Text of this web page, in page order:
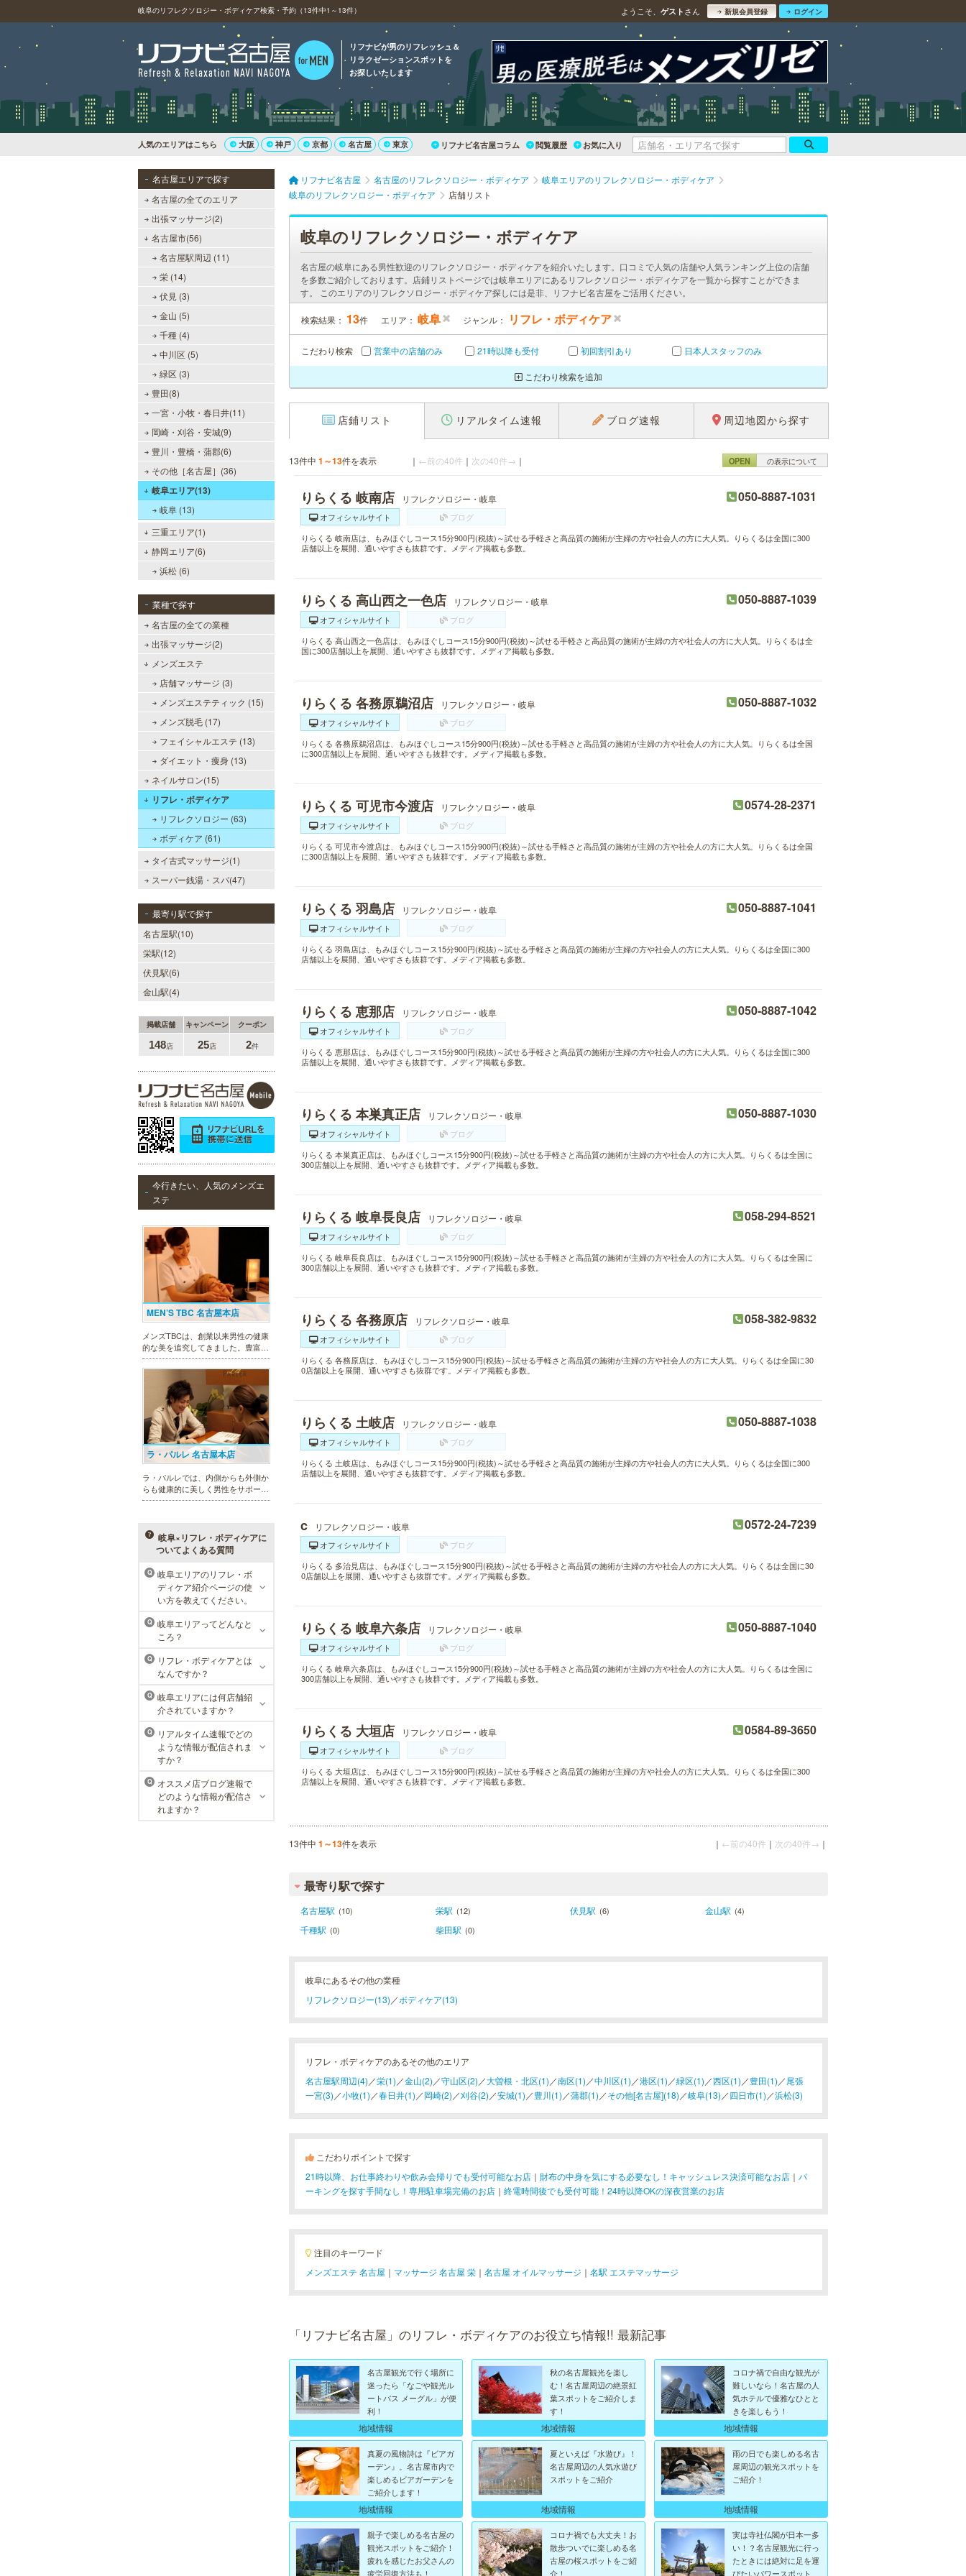
岐阜のリフレクソロジー・ボディケア検索・予約（13件中1～13件） ようこそ、 ゲスト さん 新規会員登録 ログイン
リフナビが男のリフレッシュ＆
リラクゼーションスポットを
お探しいたします
人気のエリアはこちら 大阪 神戸 京都 名古屋 東京 リフナビ名古屋コラム 閲覧履歴 お気に入り
名古屋エリアで探す
名古屋の全てのエリア
出張マッサージ(2)
名古屋市(56)
名古屋駅周辺 (11)
栄 (14)
伏見 (3)
金山 (5)
千種 (4)
中川区 (5)
緑区 (3)
豊田(8)
一宮・小牧・春日井(11)
岡崎・刈谷・安城(9)
豊川・豊橋・蒲郡(6)
その他［名古屋］(36)
岐阜エリア(13)
岐阜 (13)
三重エリア(1)
静岡エリア(6)
浜松 (6)
業種で探す
名古屋の全ての業種
出張マッサージ(2)
メンズエステ
店舗マッサージ (3)
メンズエステティック (15)
メンズ脱毛 (17)
フェイシャルエステ (13)
ダイエット・痩身 (13)
ネイルサロン(15)
リフレ・ボディケア
リフレクソロジー (63)
ボディケア (61)
タイ古式マッサージ(1)
スーパー銭湯・スパ(47)
最寄り駅で探す
名古屋駅(10)
栄駅(12)
伏見駅(6)
金山駅(4)
掲載店舗 キャンペーン クーポン
148店 25店 2件
今行きたい、人気のメンズエ
ステ
MEN’S TBC 名古屋本店
メンズTBCは、創業以来男性の健康
的な美を追究してきました。豊富な
脱毛メニューを始め、フェイシャル
ケア、下腹引き締め等、各種お得な
体験コースを取り揃えています。選
べる種類の多さで初めての方も安心
です。
ラ・パルレ 名古屋本店
ラ・パルレでは、内側からも外側か
らも健康的に美しく男性をサポー
ト。脱メタボリックやダイエット、
メニューをご用意。お得な体験コー
スも多数！
メンズリゼクリニック 名古屋
栄院
東京メンズリゼクリニックの永久脱
毛が全国で受けられます。多くの男
性患者様にご支持頂き、新宿1院か
ら始まったメンズリゼクリニック
が、現在では提携院含め全国10院を
展開するクリニックになりました。
岐阜×リフレ・ボディケアに
ついてよくある質問
Q
岐阜エリアのリフレ・ボ
ディケア紹介ページの使
い方を教えてください。
Q
岐阜エリアってどんなと
ころ？
Q
リフレ・ボディケアとは
なんですか？
Q
岐阜エリアには何店舗紹
介されていますか？
Q
リアルタイム速報でどの
ような情報が配信されま
すか？
Q
オススメ店ブログ速報で
どのような情報が配信さ
れますか？
リフナビ名古屋 名古屋のリフレクソロジー・ボディケア
岐阜エリアのリフレクソロジー・ボディケア
岐阜のリフレクソロジー・ボディケア
店舗リスト
岐阜のリフレクソロジー・ボディケア
名古屋の岐阜にある男性歓迎のリフレクソロジー・ボディケアを紹介いたします。口コミで人気の店舗や人気ランキング上位の店舗
を多数ご紹介しております。店鋪リストページでは岐阜エリアにあるリフレクソロジー・ボディケアを一覧から探すことができま
す。 このエリアのリフレクソロジー・ボディケア探しには是非、リフナビ名古屋をご活用ください。
検索結果： 13件 エリア： 岐阜 ジャンル： リフレ・ボディケア
こだわり検索 営業中の店舗のみ 21時以降も受付 初回割引あり 日本人スタッフのみ
こだわり検索を追加
店鋪リスト リアルタイム速報 ブログ速報 周辺地図から探す
13件中 1～13件を表示 ｜ ←前の40件 ｜ 次の40件→ ｜ OPEN の表示について
りらくる 岐南店 リフレクソロジー・岐阜 050-8887-1031
オフィシャルサイト
ブログ
りらくる 岐南店は、もみほぐしコース15分900円(税抜)～試せる手軽さと高品質の施術が主婦の方や社会人の方に大人気。りらくるは全国に300
店舗以上を展開、通いやすさも抜群です。メディア掲載も多数。
りらくる 高山西之一色店 リフレクソロジー・岐阜 050-8887-1039
オフィシャルサイト
ブログ
りらくる 高山西之一色店は、もみほぐしコース15分900円(税抜)～試せる手軽さと高品質の施術が主婦の方や社会人の方に大人気。りらくるは全
国に300店舗以上を展開、通いやすさも抜群です。メディア掲載も多数。
りらくる 各務原鵜沼店 リフレクソロジー・岐阜 050-8887-1032
オフィシャルサイト
ブログ
りらくる 各務原鵜沼店は、もみほぐしコース15分900円(税抜)～試せる手軽さと高品質の施術が主婦の方や社会人の方に大人気。りらくるは全国
に300店舗以上を展開、通いやすさも抜群です。メディア掲載も多数。
りらくる 可児市今渡店 リフレクソロジー・岐阜 0574-28-2371
オフィシャルサイト
ブログ
りらくる 可児市今渡店は、もみほぐしコース15分900円(税抜)～試せる手軽さと高品質の施術が主婦の方や社会人の方に大人気。りらくるは全国
に300店舗以上を展開、通いやすさも抜群です。メディア掲載も多数。
りらくる 羽島店 リフレクソロジー・岐阜 050-8887-1041
オフィシャルサイト
ブログ
りらくる 羽島店は、もみほぐしコース15分900円(税抜)～試せる手軽さと高品質の施術が主婦の方や社会人の方に大人気。りらくるは全国に300
店舗以上を展開、通いやすさも抜群です。メディア掲載も多数。
りらくる 恵那店 リフレクソロジー・岐阜 050-8887-1042
オフィシャルサイト
ブログ
りらくる 恵那店は、もみほぐしコース15分900円(税抜)～試せる手軽さと高品質の施術が主婦の方や社会人の方に大人気。りらくるは全国に300
店舗以上を展開、通いやすさも抜群です。メディア掲載も多数。
りらくる 本巣真正店 リフレクソロジー・岐阜 050-8887-1030
オフィシャルサイト
ブログ
りらくる 本巣真正店は、もみほぐしコース15分900円(税抜)～試せる手軽さと高品質の施術が主婦の方や社会人の方に大人気。りらくるは全国に
300店舗以上を展開、通いやすさも抜群です。メディア掲載も多数。
りらくる 岐阜長良店 リフレクソロジー・岐阜 058-294-8521
オフィシャルサイト
ブログ
りらくる 岐阜長良店は、もみほぐしコース15分900円(税抜)～試せる手軽さと高品質の施術が主婦の方や社会人の方に大人気。りらくるは全国に
300店舗以上を展開、通いやすさも抜群です。メディア掲載も多数。
りらくる 各務原店 リフレクソロジー・岐阜 058-382-9832
オフィシャルサイト
ブログ
りらくる 各務原店は、もみほぐしコース15分900円(税抜)～試せる手軽さと高品質の施術が主婦の方や社会人の方に大人気。りらくるは全国に30
0店舗以上を展開、通いやすさも抜群です。メディア掲載も多数。
りらくる 土岐店 リフレクソロジー・岐阜 050-8887-1038
オフィシャルサイト
ブログ
りらくる 土岐店は、もみほぐしコース15分900円(税抜)～試せる手軽さと高品質の施術が主婦の方や社会人の方に大人気。りらくるは全国に300
店舗以上を展開、通いやすさも抜群です。メディア掲載も多数。
c リフレクソロジー・岐阜 0572-24-7239
オフィシャルサイト
ブログ
りらくる 多治見店は、もみほぐしコース15分900円(税抜)～試せる手軽さと高品質の施術が主婦の方や社会人の方に大人気。りらくるは全国に30
0店舗以上を展開、通いやすさも抜群です。メディア掲載も多数。
りらくる 岐阜六条店 リフレクソロジー・岐阜 050-8887-1040
オフィシャルサイト
ブログ
りらくる 岐阜六条店は、もみほぐしコース15分900円(税抜)～試せる手軽さと高品質の施術が主婦の方や社会人の方に大人気。りらくるは全国に
300店舗以上を展開、通いやすさも抜群です。メディア掲載も多数。
りらくる 大垣店 リフレクソロジー・岐阜 0584-89-3650
オフィシャルサイト
ブログ
りらくる 大垣店は、もみほぐしコース15分900円(税抜)～試せる手軽さと高品質の施術が主婦の方や社会人の方に大人気。りらくるは全国に300
店舗以上を展開、通いやすさも抜群です。メディア掲載も多数。
13件中 1～13件を表示 ｜ ←前の40件 ｜ 次の40件→ ｜
最寄り駅で探す
名古屋駅 (10) 栄駅 (12) 伏見駅 (6) 金山駅 (4)
千種駅 (0) 柴田駅 (0)
岐阜にあるその他の業種
リフレクソロジー(13) ／ボディケア(13)
リフレ・ボディケアのあるその他のエリア
名古屋駅周辺(4) ／栄(1) ／金山(2) ／守山区(2) ／大曽根・北区(1) ／南区(1) ／中川区(1) ／港区(1) ／緑区(1) ／西区(1) ／豊田(1) ／尾張
一宮(3) ／小牧(1) ／春日井(1) ／岡崎(2) ／刈谷(2) ／安城(1) ／豊川(1) ／蒲郡(1) ／その他[名古屋](18) ／岐阜(13) ／四日市(1) ／浜松(3)
こだわりポイントで探す
21時以降、お仕事終わりや飲み会帰りでも受付可能なお店 ｜ 財布の中身を気にする必要なし！キャッシュレス決済可能なお店 ｜ パ
ーキングを探す手間なし！専用駐車場完備のお店 ｜ 終電時間後でも受付可能！24時以降OKの深夜営業のお店
注目のキーワード
メンズエステ 名古屋 ｜ マッサージ 名古屋 栄 ｜ 名古屋 オイルマッサージ ｜ 名駅 エステマッサージ
「リフナビ名古屋」のリフレ・ボディケアのお役立ち情報!! 最新記事
名古屋観光で行く場所に
迷ったら「なごや観光ル
ートバス メーグル」が便
利！
地域情報
秋の名古屋観光を楽し
む！名古屋周辺の絶景紅
葉スポットをご紹介しま
す！
地域情報
コロナ禍で自由な観光が
難しいなら！名古屋の人
気ホテルで優雅なひとと
きを楽しもう！
地域情報
真夏の風物詩は『ビアガ
ーデン』。名古屋市内で
楽しめるビアガーデンを
ご紹介します！
地域情報
夏といえば『水遊び』！
名古屋周辺の人気水遊び
スポットをご紹介
地域情報
雨の日でも楽しめる名古
屋周辺の観光スポットを
ご紹介！
地域情報
親子で楽しめる名古屋の
観光スポットをご紹介！
疲れを感じたお父さんの
疲労回復方法も！
コロナ禍でも大丈夫！お
散歩ついでに楽しめる名
古屋の桜スポットをご紹
介！
実は寺社仏閣が日本一多
い！？名古屋観光に行っ
たときには絶対に足を運
びたいパワースポット